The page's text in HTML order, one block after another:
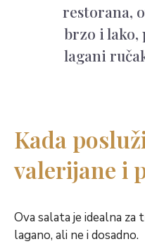
restorana,
brzo i lako,
lagani
Kada
valerijane i
Ova salata je idealna
lagano, ali ne i dosadno.